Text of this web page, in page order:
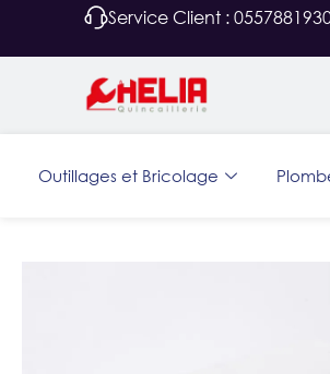
Service Client :
Outillages et Bricolage